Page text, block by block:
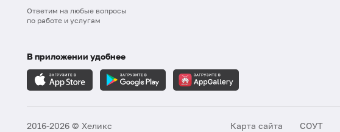
Ответим на любые вопросы
по работе и услугам
В приложении удобнее
2016-2026 © Хеликс Карта сайта СОУТ